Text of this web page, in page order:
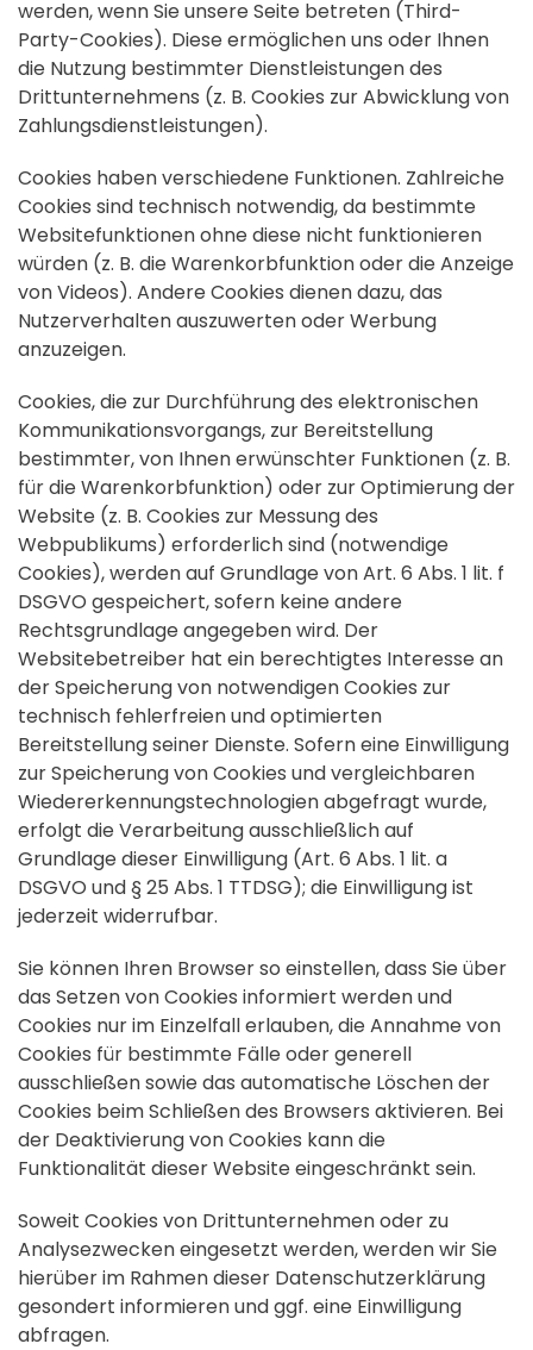
werden, wenn Sie unsere Seite betreten (Third-
Party-Cookies). Diese ermöglichen uns oder Ihnen
die Nutzung bestimmter Dienstleistungen des
Drittunternehmens (z. B. Cookies zur Abwicklung von
Zahlungsdienstleistungen).
Cookies haben verschiedene Funktionen. Zahlreiche
Cookies sind technisch notwendig, da bestimmte
Websitefunktionen ohne diese nicht funktionieren
würden (z. B. die Warenkorbfunktion oder die Anzeige
von Videos). Andere Cookies dienen dazu, das
Nutzerverhalten auszuwerten oder Werbung
anzuzeigen.
Cookies, die zur Durchführung des elektronischen
Kommunikationsvorgangs, zur Bereitstellung
bestimmter, von Ihnen erwünschter Funktionen (z. B.
für die Warenkorbfunktion) oder zur Optimierung der
Website (z. B. Cookies zur Messung des
Webpublikums) erforderlich sind (notwendige
Cookies), werden auf Grundlage von Art. 6 Abs. 1 lit. f
DSGVO gespeichert, sofern keine andere
Rechtsgrundlage angegeben wird. Der
Websitebetreiber hat ein berechtigtes Interesse an
der Speicherung von notwendigen Cookies zur
technisch fehlerfreien und optimierten
Bereitstellung seiner Dienste. Sofern eine Einwilligung
zur Speicherung von Cookies und vergleichbaren
Wiedererkennungstechnologien abgefragt wurde,
erfolgt die Verarbeitung ausschließlich auf
Grundlage dieser Einwilligung (Art. 6 Abs. 1 lit. a
DSGVO und § 25 Abs. 1 TTDSG); die Einwilligung ist
jederzeit widerrufbar.
Sie können Ihren Browser so einstellen, dass Sie über
das Setzen von Cookies informiert werden und
Cookies nur im Einzelfall erlauben, die Annahme von
Cookies für bestimmte Fälle oder generell
ausschließen sowie das automatische Löschen der
Cookies beim Schließen des Browsers aktivieren. Bei
der Deaktivierung von Cookies kann die
Funktionalität dieser Website eingeschränkt sein.
Soweit Cookies von Drittunternehmen oder zu
Analysezwecken eingesetzt werden, werden wir Sie
hierüber im Rahmen dieser Datenschutzerklärung
gesondert informieren und ggf. eine Einwilligung
abfragen.